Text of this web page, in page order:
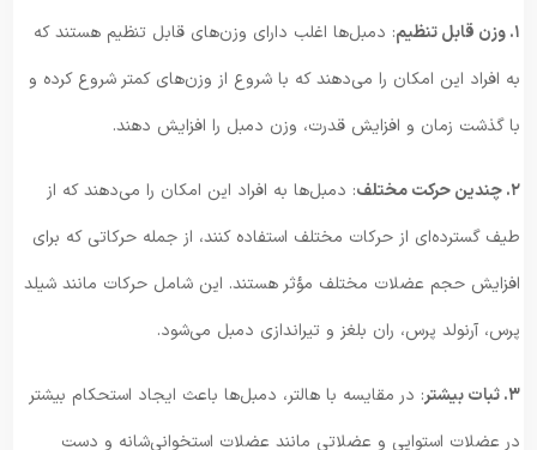
۱. وزن قابل تنظیم
: دمبل‌ها اغلب دارای وزن‌های قابل تنظیم هستند که
به افراد این امکان را می‌دهند که با شروع از وزن‌های کمتر شروع کرده و
با گذشت زمان و افزایش قدرت، وزن دمبل را افزایش دهند.
۲. چندین حرکت مختلف
: دمبل‌ها به افراد این امکان را می‌دهند که از
طیف گسترده‌ای از حرکات مختلف استفاده کنند، از جمله حرکاتی که برای
افزایش حجم عضلات مختلف مؤثر هستند. این شامل حرکات مانند شیلد
پرس، آرنولد پرس، ران بلغز و تیراندازی دمبل می‌شود.
۳. ثبات بیشتر
: در مقایسه با هالتر، دمبل‌ها باعث ایجاد استحکام بیشتر
در عضلات استوایی و عضلاتی مانند عضلات استخوانی‌شانه و دست